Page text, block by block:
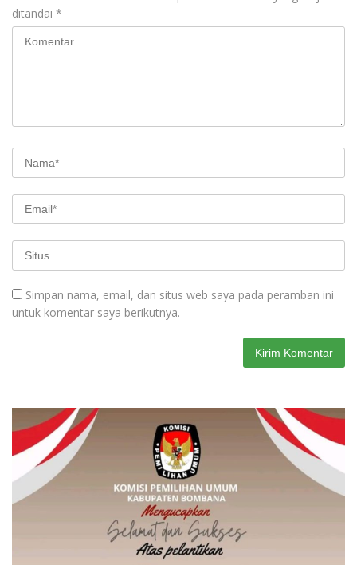
ditandai *
Simpan nama, email, dan situs web saya pada peramban ini
untuk komentar saya berikutnya.